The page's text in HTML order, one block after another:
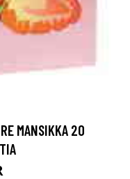
MANSIKKA 20